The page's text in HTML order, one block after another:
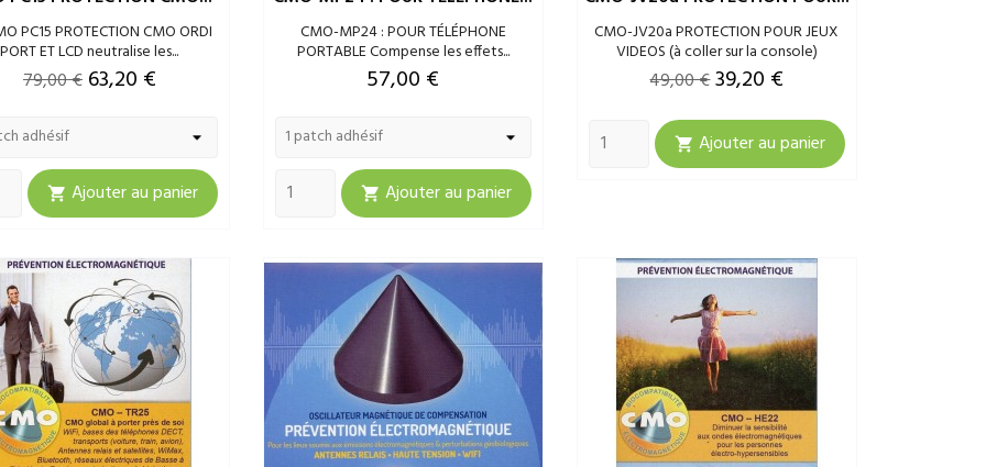
PC15 PROTECTION CMO ORDI
PORT ET LCD neutralise les...
Prix
base
79,00 € Prix
63,20 €
 Ajouter au panier
CMO-MP24 : POUR TÉLÉPHONE
PORTABLE Compense les effets...
Prix
57,00 €
 Ajouter au panier
CMO-JV20a PROTECTION POUR JEUX
VIDEOS (à coller sur la console)
Prix
de
base
49,00 €Prix
39,20 €
 Ajouter au panier